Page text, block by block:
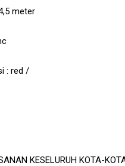
meter
: red /
KESELURUH KOTA-